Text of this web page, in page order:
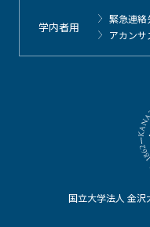
国立大学法人 金
学内者用
緊急連絡
アカンサ